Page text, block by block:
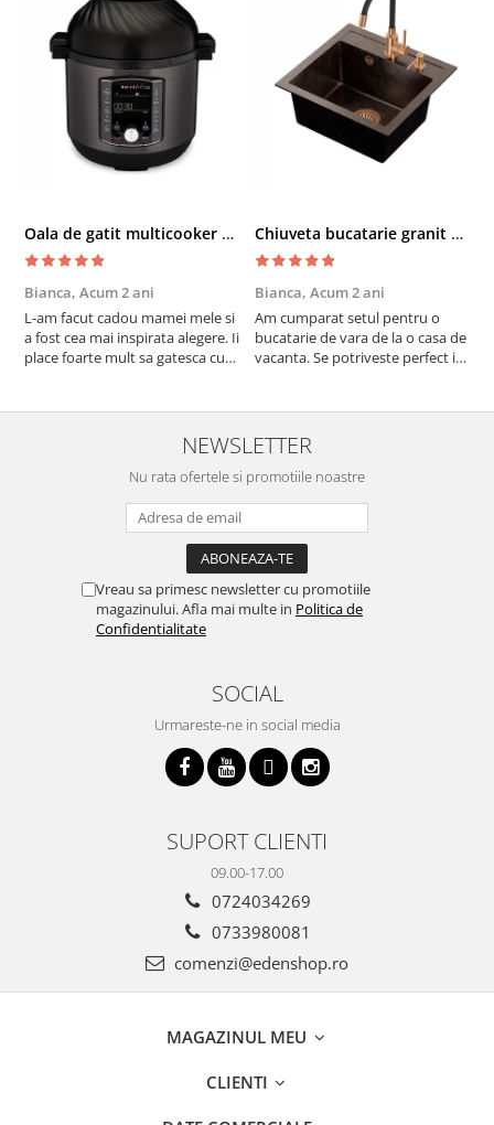
Oala de gatit multicooker 11 functii Instant Pot Pro Crisp 8 + Air Fryer 7.6 lt
Bianca, Acum 2 ani
L-am facut cadou mamei mele si
a fost cea mai inspirata alegere. Ii
place foarte mult sa gatesca cu
cratita...ma gandesc serios sa imi
cumpar si eu! Recomand mult !
Chiuveta bucatarie granit cu finisaj negru perlat/cupru Steingran Art Copper cu dozator si baterie Quadron
Bianca, Acum 2 ani
Am cumparat setul pentru o
bucatarie de vara de la o casa de
vacanta. Se potriveste perfect in
buna, recomand cu drag !
NEWSLETTER
Nu rata ofertele si promotiile noastre
Vreau sa primesc newsletter cu promotiile
magazinului. Afla mai multe in Politica de
Confidentialitate
SOCIAL
Urmareste-ne in social media
SUPORT CLIENTI
09.00-17.00
0724034269
0733980081
comenzi@edenshop.ro
MAGAZINUL MEU
CLIENTI